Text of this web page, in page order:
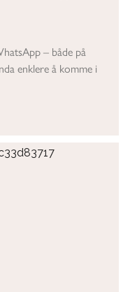
– både på
enklere å komme i